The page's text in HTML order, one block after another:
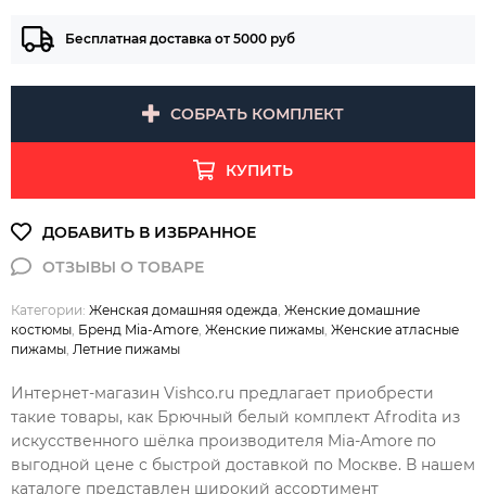
Бесплатная доставка от 5000 руб
СОБРАТЬ КОМПЛЕКТ
КУПИТЬ
Категории: Женская домашняя одежда Женские домашние
костюмы Бренд Mia-Amore Женские пижамы Женские атласные
пижамы Летние пижамы
Интернет-магазин Vishco.ru предлагает приобрести
такие товары, как Брючный белый комплект Afrodita из
искусственного шёлка производителя Mia-Amore по
выгодной цене с быстрой доставкой по Москве. В нашем
каталоге представлен широкий ассортимент